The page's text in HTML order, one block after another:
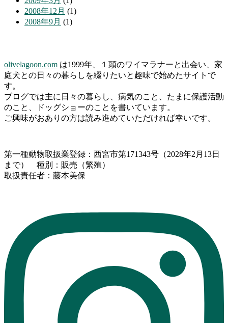
2008年12月 (1)
2008年9月 (1)
olivelagoon.com は1999年、１頭のワイマラナーと出会い、家
庭犬との日々の暮らしを綴りたいと趣味で始めたサイトで
す。
ブログでは主に日々の暮らし、病気のこと、たまに保護活動
のこと、ドッグショーのことを書いています。
ご興味がおありの方は読み進めていただければ幸いです。
第一種動物取扱業登録：西宮市第171343号（2028年2月13日
まで） 種別：販売（繁殖）
取扱責任者：藤本美保